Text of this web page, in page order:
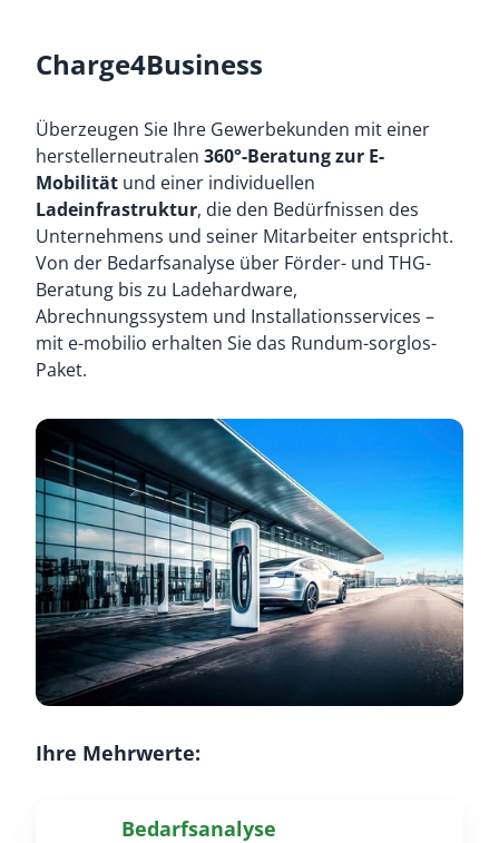
Charge4Business
Überzeugen Sie Ihre Gewerbekunden mit einer
herstellerneutralen 360°-Beratung zur E-
Mobilität und einer individuellen
Ladeinfrastruktur, die den Bedürfnissen des
Unternehmens und seiner Mitarbeiter entspricht.
Von der Bedarfsanalyse über Förder- und THG-
Beratung bis zu Ladehardware,
Abrechnungssystem und Installationsservices –
mit e-mobilio erhalten Sie das Rundum-sorglos-
Paket.
Ihre Mehrwerte:
Bedarfsanalyse